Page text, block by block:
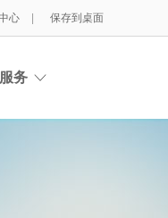
心 保存到桌面
务